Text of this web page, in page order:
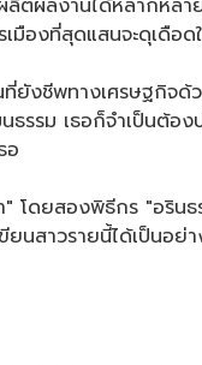
ตผลงานได้หลากหลา
มืองที่สุดแสนจะดุเดือ
ที่ยังชีพทางเศรษฐกิจ
รรม เธอก็จำเป็นต้อง
อ
า" โดยสองพิธีกร "อริ
นสาวรายนี้ได้เป็นอย่